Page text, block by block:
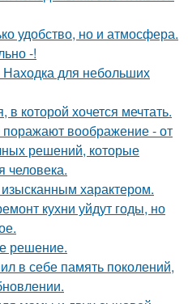
удобство, но и атмосфера.
-!
для небольших
в которой хочется мечтать.
воображение - от
решений, которые
человека.
характером.
кухни уйдут годы, но
решение.
в себе память поколений,